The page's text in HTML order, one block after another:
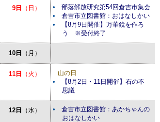
9日 （日）
部落解放研究第54回倉吉市集会
倉吉市立図書館：おはなしかい
【8月9日開催】万華鏡を作ろ
う ※受付終了
10日 （月）
11日 （火）
山の日
【8月2日・11日開催】石の不
思議
12日 （水）
倉吉市立図書館：あかちゃんの
おはなしかい